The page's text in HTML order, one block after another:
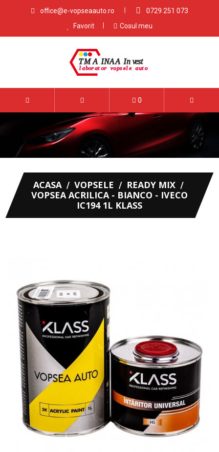
office@e-vopseaauto.ro
0729 251 073
Favorit
Cosul meu
0
ACASA VOPSELE
READY MIX
VOPSEA ACRILICA - BIANCO - IVECO
IC194 1L KLASS